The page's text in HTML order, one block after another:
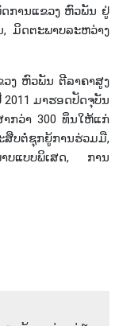
ການແຂວງ ຫົວພັນ ຢູ່
, ມິດຕະພາບລະຫວ່າງ
ວງ ຫົວພັນ ຕີລາຄາສູງ
ມາຮອດປັດຈຸບັນ
ກວ່າ 300 ທຶນໃຫ້ແກ່
ຕໍ່ຊຸກຍູ້ການຮ່ວມມື,
າບແບບພິເສດ, ການ